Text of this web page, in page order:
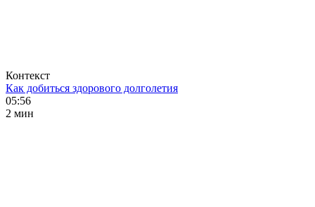
Контекст
Как добиться здорового долголетия
05:56
2 мин